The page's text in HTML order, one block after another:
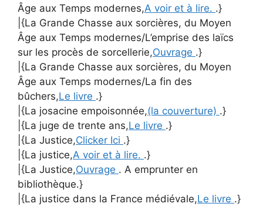
Âge aux Temps modernes,A voir et à lire. .}
|{La Grande Chasse aux sorcières, du Moyen
Âge aux Temps modernes/L’emprise des laïcs
sur les procès de sorcellerie,Ouvrage .}
|{La Grande Chasse aux sorcières, du Moyen
Âge aux Temps modernes/La fin des
bûchers,Le livre .}
|{La josacine empoisonnée,(la couverture) .}
|{La juge de trente ans,Le livre .}
|{La Justice,Clicker Ici .}
|{La justice,A voir et à lire. .}
|{La Justice,Ouvrage . A emprunter en
bibliothèque.}
|{La justice dans la France médiévale,Le livre .}